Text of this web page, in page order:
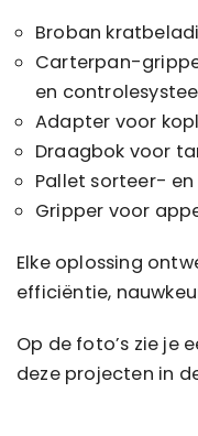
Broban
Carterpan-
en
Adapter voor
Draagbok voor
Pallet sorteer-
Gripper voor
Elke oplossing
efficiëntie,
Op de foto’s zie je
deze projecten in